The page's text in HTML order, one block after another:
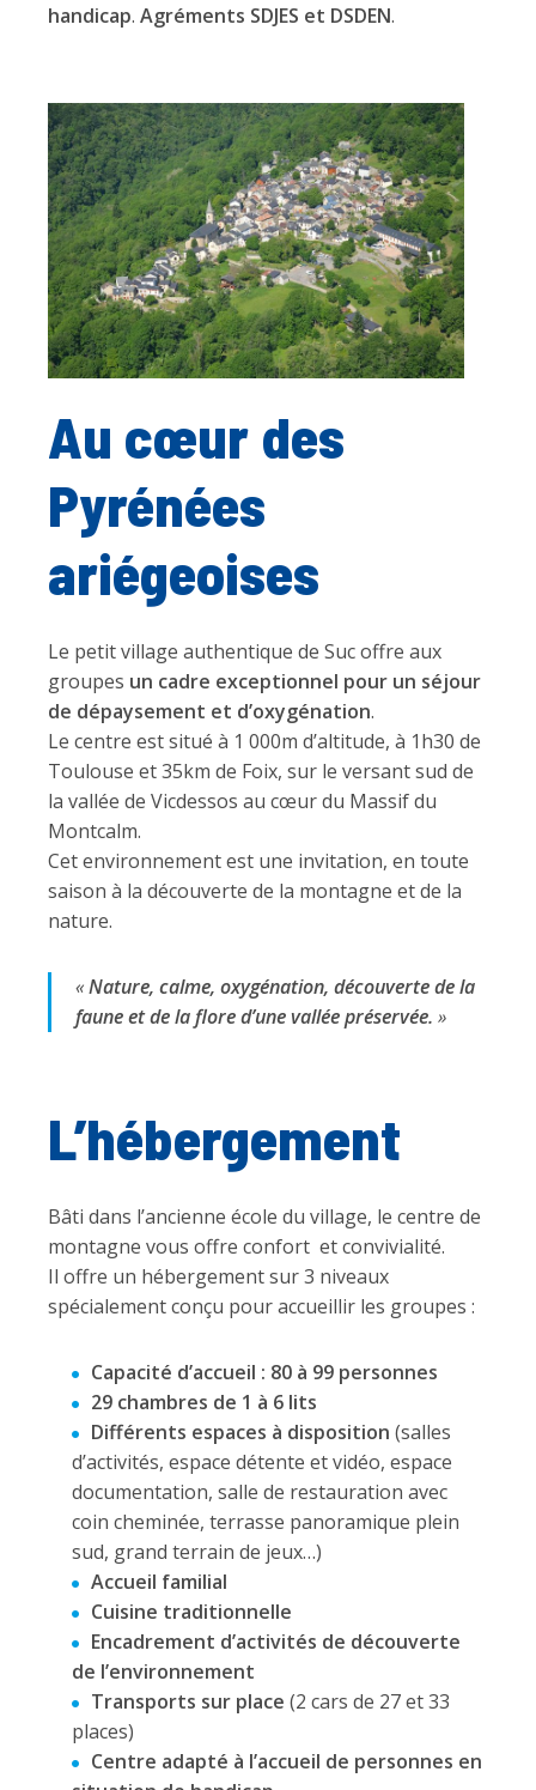
handicap. Agréments SDJES et DSDEN.
Au cœur des
Pyrénées
ariégeoises
Le petit village authentique de Suc offre aux
groupes un cadre exceptionnel pour un séjour
de dépaysement et d’oxygénation.
Le centre est situé à 1 000m d’altitude, à 1h30 de
Toulouse et 35km de Foix, sur le versant sud de
la vallée de Vicdessos au cœur du Massif du
Montcalm.
Cet environnement est une invitation, en toute
saison à la découverte de la montagne et de la
nature.
«Nature, calme, oxygénation, découverte de la
faune et de la flore d’une vallée préservée. »
L’hébergement
Bâti dans l’ancienne école du village, le centre de
montagne vous offre confort et convivialité.
Il offre un hébergement sur 3 niveaux
spécialement conçu pour accueillir les groupes :
Capacité d’accueil : 80 à 99 personnes
29 chambres de 1 à 6 lits
Différents espaces à disposition (salles
d’activités, espace détente et vidéo, espace
documentation, salle de restauration avec
coin cheminée, terrasse panoramique plein
sud, grand terrain de jeux…)
Accueil familial
Cuisine traditionnelle
Encadrement d’activités de découverte
de l’environnement
Transports sur place (2 cars de 27 et 33
places)
Centre adapté à l’accueil de personnes en